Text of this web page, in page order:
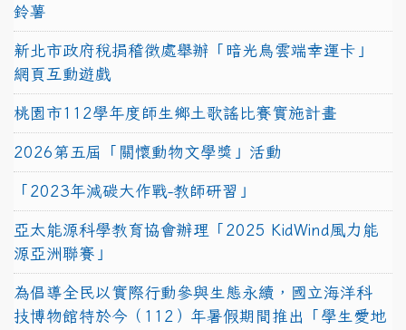
鈴薯
新北市政府稅捐稽徵處舉辦「暗光鳥雲端幸運卡」
網頁互動遊戲
桃園市112學年度師生鄉土歌謠比賽實施計畫
2026第五屆「關懷動物文學獎」活動
「2023年減碳大作戰-教師研習」
亞太能源科學教育協會辦理「2025 KidWind風力能
源亞洲聯賽」
為倡導全民以實際行動參與生態永續，國立海洋科
技博物館特於今（112）年暑假期間推出「學生愛地